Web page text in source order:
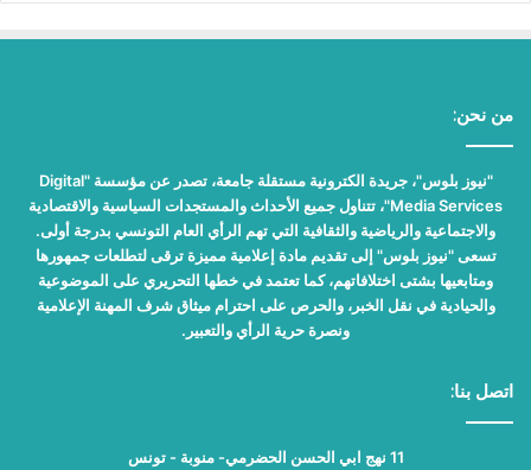
من نحن:
"نيوز بلوس"، جريدة الكترونية مستقلة جامعة، تصدر عن مؤسسة "Digital
Media Services"، تتناول جميع الأحداث والمستجدات السياسية والاقتصادية
والاجتماعية والرياضية والثقافية التي تهم الرأي العام التونسي بدرجة أولى.
تسعى "نيوز بلوس" إلى تقديم مادة إعلامية مميزة ترقى لتطلعات جمهورها
ومتابعيها بشتى اختلافاتهم، كما تعتمد في خطها التحريري على الموضوعية
والحيادية في نقل الخبر، والحرص على احترام ميثاق شرف المهنة الإعلامية
ونصرة حرية الرأي والتعبير.
اتصل بنا:
11 نهج ابي الحسن الحضرمي- منوبة - تونس